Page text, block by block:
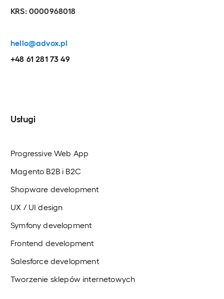
KRS: 0000968018
hello@advox.pl
+48 61 281 73 49
Usługi
Progressive Web App
Magento B2B i B2C
Shopware development
UX / UI design
Symfony development
Frontend development
Salesforce development
Tworzenie sklepów internetowych